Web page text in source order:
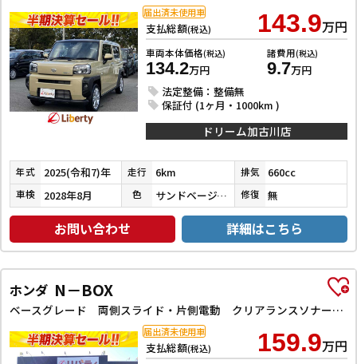
支払総額(税込) 143.9万円
車両本体価格(税込)
134.2万円
諸費用(税込)
9.7万円
法定整備：整備無
保証付 (1ヶ月・1000km )
届出済未使用車
ドリーム加古川店
年式 2025(令和7)年 走行 6km 排気 660cc
車検 2028年8月 色 サンドベージュメタリック 修復 無
お問い合わせ 詳細はこちら
ホンダ N－BOX
ベースグレード 両側スライド・片側電動 クリアランスソナー オートクルーズコントロール レーンアシスト オートライト スマートキー アイドリングストップ 電動格納ミラー シートヒーター ベンチシート CVT ESC
支払総額(税込) 159.9万円
届出済未使用車